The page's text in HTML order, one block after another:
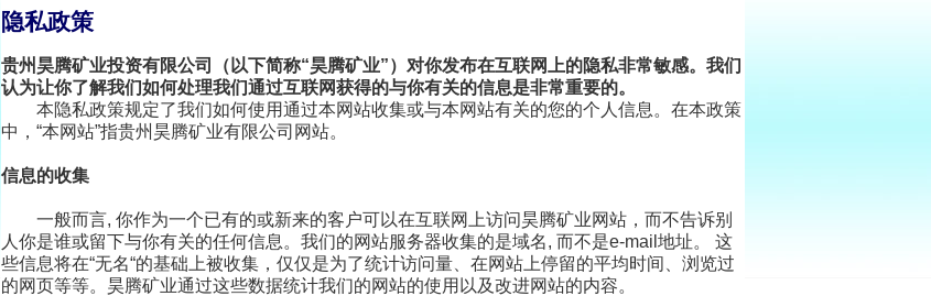
隐私政策
贵州昊腾矿业投资有限公司（以下简称“昊腾矿业”）对你发布在互联网上的隐私非常敏感。我们
认为让你了解我们如何处理我们通过互联网获得的与你有关的信息是非常重要的。
本隐私政策规定了我们如何使用通过本网站收集或与本网站有关的您的个人信息。在本政策
中， “本网站”指贵州昊腾矿业有限公司网站。
信息的收集
一般而言, 你作为一个已有的或新来的客户可以在互联网上访问昊腾矿业网站，而不告诉别
人你是谁或留下与你有关的任何信息。我们的网站服务器收集的是域名, 而不是e-mail 地址。
这
些信息将在“无名“的基础上被收集，仅仅是为了统计访问量、在网站上停留的平均时间、浏览过
的网页等等。昊腾矿业通过这些数据统计我们的网站的使用以及改进网站的内容。